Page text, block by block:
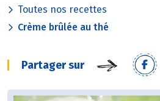
Toutes nos recettes
Crème brûlée au thé
Partager sur